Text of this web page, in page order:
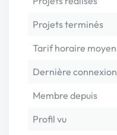
Projets terminés
Tarif horaire moyen
Dernière connexion
Membre depuis
Profil vu